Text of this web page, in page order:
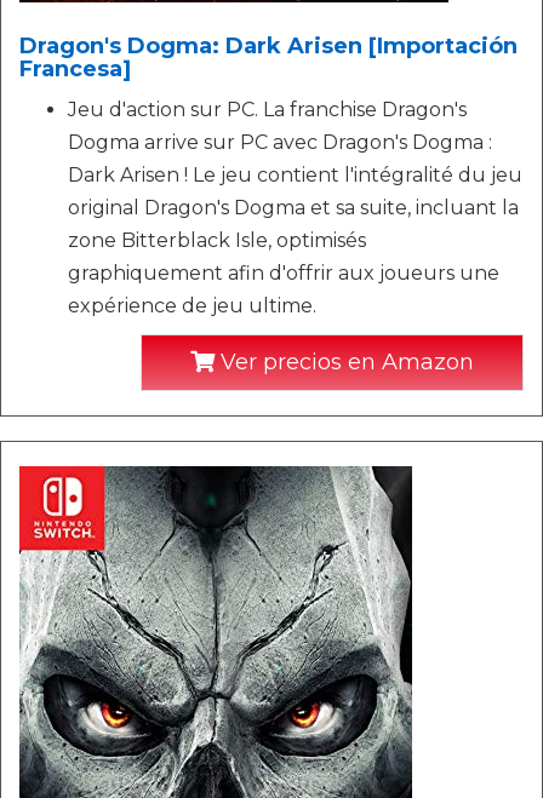
Dragon's Dogma: Dark Arisen [Importación
Francesa]
Jeu d'action sur PC. La franchise Dragon's
Dogma arrive sur PC avec Dragon's Dogma :
Dark Arisen ! Le jeu contient l'intégralité du jeu
original Dragon's Dogma et sa suite, incluant la
zone Bitterblack Isle, optimisés
graphiquement afin d'offrir aux joueurs une
expérience de jeu ultime.
Ver precios en Amazon